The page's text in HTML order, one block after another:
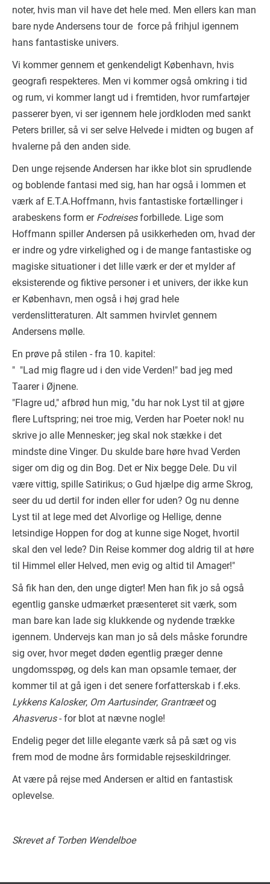
noter, hvis man vil have det hele med. Men ellers kan man
bare nyde Andersens tour de force på frihjul igennem
hans fantastiske univers.
Vi kommer gennem et genkendeligt København, hvis
geografi respekteres. Men vi kommer også omkring i tid
og rum, vi kommer langt ud i fremtiden, hvor rumfartøjer
passerer byen, vi ser igennem hele jordkloden med sankt
Peters briller, så vi ser selve Helvede i midten og bugen af
hvalerne på den anden side.
Den unge rejsende Andersen har ikke blot sin sprudlende
og boblende fantasi med sig, han har også i lommen et
værk af E.T.A.Hoffmann, hvis fantastiske fortællinger i
arabeskens form er Fodreisesforbillede. Lige som
Hoffmann spiller Andersen på usikkerheden om, hvad der
er indre og ydre virkelighed og i de mange fantastiske og
magiske situationer i det lille værk er der et mylder af
eksisterende og fiktive personer i et univers, der ikke kun
er København, men også i høj grad hele
verdenslitteraturen. Alt sammen hvirvlet gennem
Andersens mølle.
En prøve på stilen - fra 10. kapitel:
" "Lad mig flagre ud i den vide Verden!" bad jeg med
Taarer i Øjnene.
"Flagre ud," afbrød hun mig, "du har nok Lyst til at gjøre
flere Luftspring; nei troe mig, Verden har Poeter nok! nu
skrive jo alle Mennesker; jeg skal nok stække i det
mindste dine Vinger. Du skulde bare høre hvad Verden
siger om dig og din Bog. Det er Nix begge Dele. Du vil
være vittig, spille Satirikus; o Gud hjælpe dig arme Skrog,
seer du ud dertil for inden eller for uden? Og nu denne
Lyst til at lege med det Alvorlige og Hellige, denne
letsindige Hoppen for dog at kunne sige Noget, hvortil
skal den vel lede? Din Reise kommer dog aldrig til at høre
til Himmel eller Helved, men evig og altid til Amager!"
Så fik han den, den unge digter! Men han fik jo så også
egentlig ganske udmærket præsenteret sit værk, som
man bare kan lade sig klukkende og nydende trække
igennem. Undervejs kan man jo så dels måske forundre
sig over, hvor meget døden egentlig præger denne
ungdomsspøg, og dels kan man opsamle temaer, der
kommer til at gå igen i det senere forfatterskab i f.eks.
Lykkens Kalosker, Om Aartusinder, Grantræetog
Ahasverus- for blot at nævne nogle!
Endelig peger det lille elegante værk så på sæt og vis
frem mod de modne års formidable rejseskildringer.
At være på rejse med Andersen er altid en fantastisk
oplevelse.
Skrevet af Torben Wendelboe